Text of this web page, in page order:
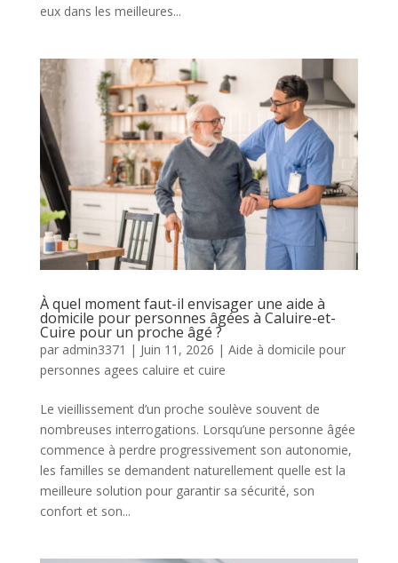
eux dans les meilleures...
À quel moment faut-il envisager une aide à
domicile pour personnes âgées à Caluire-et-
Cuire pour un proche âgé ?
par admin3371 | Juin 11, 2026 | Aide à domicile pour
personnes agees caluire et cuire
Le vieillissement d’un proche soulève souvent de
nombreuses interrogations. Lorsqu’une personne âgée
commence à perdre progressivement son autonomie,
les familles se demandent naturellement quelle est la
meilleure solution pour garantir sa sécurité, son
confort et son...